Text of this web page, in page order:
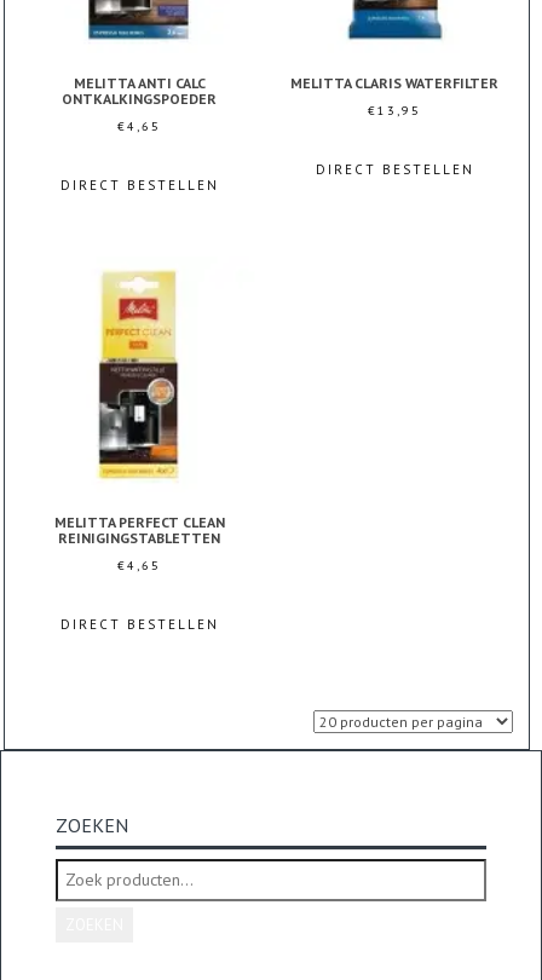
MELITTA ANTI CALC
ONTKALKINGSPOEDER
€4,65
DIRECT BESTELLEN
MELITTA CLARIS WATERFILTER
€13,95
DIRECT BESTELLEN
MELITTA PERFECT CLEAN
REINIGINGSTABLETTEN
€4,65
DIRECT BESTELLEN
ZOEKEN
Zoeken
naar: